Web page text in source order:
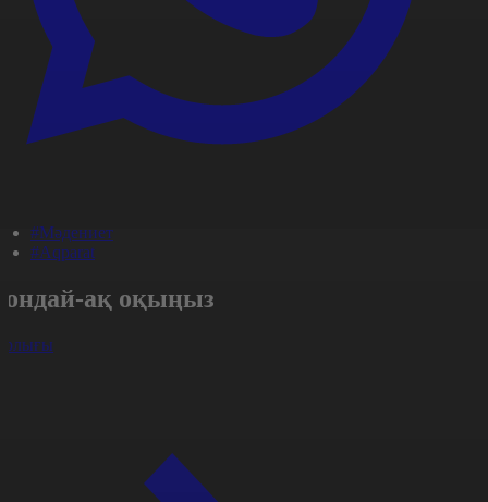
#Мәдениет
#Aqparat
ақ оқыңыз